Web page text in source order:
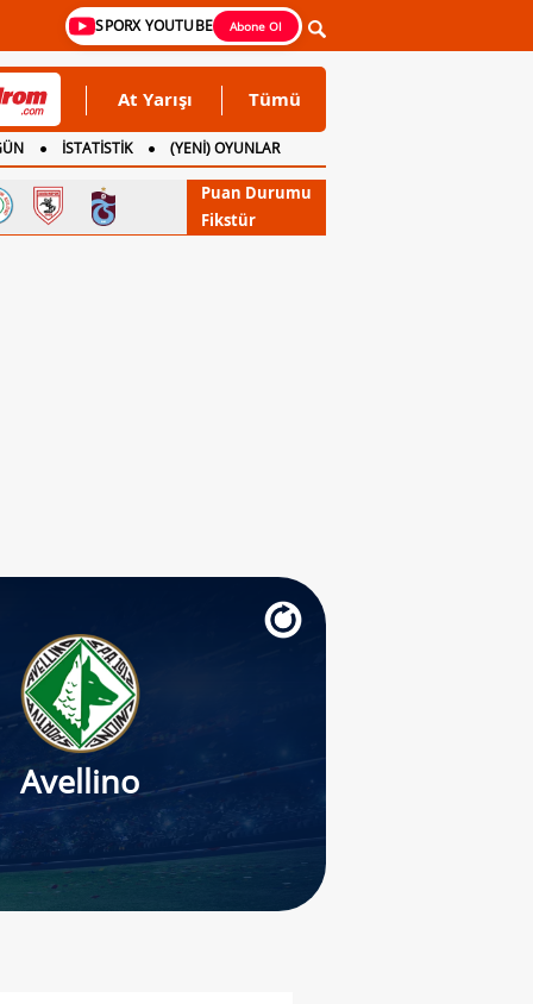
SPORX YOUTUBE Abone Ol
At Yarışı Tümü
İSTATİSTİK
(YENİ) OYUNLAR
Puan Durumu
Fikstür
Avellino